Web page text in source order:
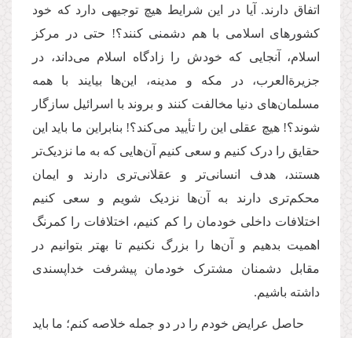
اتفاق دارند. آیا در این شرایط هیچ توجیهی دارد که خود
کشورهای اسلامی با هم دشمنی کنند؟! حتی در مرکز
اسلام، آنجایی که خودش را زادگاه اسلام می‌داند، در
جزیرة‌العرب، در مکه و مدینه، این‌ها بیایند با همه
مسلمان‌های دنیا مخالفت کنند و بروند با اسرائیل سازگار
شوند؟! هیچ عقلی این را تأیید می‌کند؟! بنابراین ما باید این
حقایق را درک کنیم و سعی کنیم آن‌هایی که به ما نزدیک‌تر
هستند، هدف انسانی‌تر و عقلانی‌تری دارند و ایمان
محکم‌تری دارند به آن‌ها نزدیک شویم و سعی کنیم
اختلافات داخلی خودمان را کم کنیم، اختلافات را کمرنگ
اهمیت بدهیم و آن‌ها را بزرگ نکنیم تا بهتر بتوانیم در
مقابل دشمنان مشترک خودمان پیشرفت خداپسندی
داشته باشیم.
حاصل عرایض خودم را در دو جمله خلاصه کنم؛ ما باید